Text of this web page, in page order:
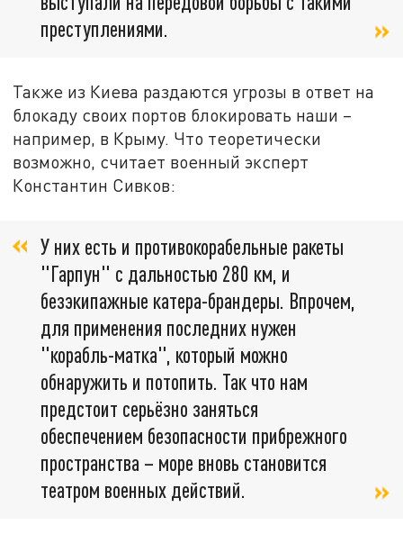
преступлениями.
Также из Киева раздаются угрозы в ответ на
блокаду своих портов блокировать наши –
например, в Крыму. Что теоретически
возможно, считает военный эксперт
Константин Сивков:
У них есть и противокорабельные ракеты
"Гарпун" с дальностью 280 км, и
безэкипажные катера-брандеры. Впрочем,
для применения последних нужен
"корабль-матка", который можно
обнаружить и потопить. Так что нам
предстоит серьёзно заняться
обеспечением безопасности прибрежного
пространства – море вновь становится
театром военных действий.